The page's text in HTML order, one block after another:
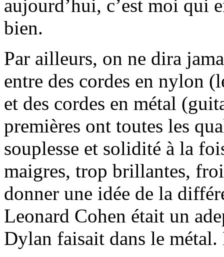
aujourd’hui, c’est moi qui
bien.
Par ailleurs, on ne dira
entre des cordes en nylon
et des cordes en métal
premières ont toutes les
souplesse et solidité à la
maigres, trop brillantes,
donner une idée de la
Leonard Cohen était un
Dylan faisait dans le métal.